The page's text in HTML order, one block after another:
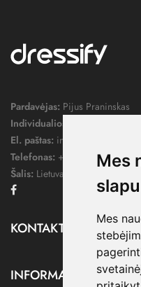
Mes
Mes
Pardavėjas: Pijus Praninskas
Individualios veiklos pažymos
El. paštas: info@dressify.lt
Telefonas: +370 676 78578
Šalis: Lietuva
KONTAKTAI
INFORMACIJA